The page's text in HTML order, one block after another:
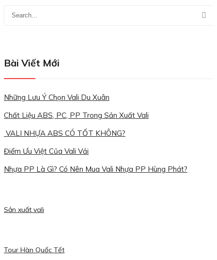
Bài Viết Mới
Những Lưu Ý Chọn Vali Du Xuân
Chất Liệu ABS, PC, PP Trong Sản Xuất Vali
VALI NHỰA ABS CÓ TỐT KHÔNG?
Điểm Ưu Việt Của Vali Vải
Nhựa PP Là Gì? Có Nên Mua Vali Nhựa PP Hùng Phát?
Sản xuất vali
Tour Hàn Quốc Tết